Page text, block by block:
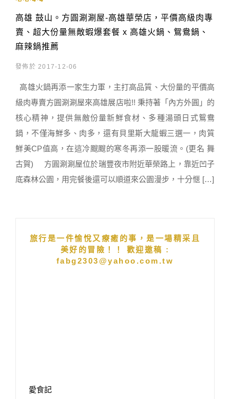
高雄 鼓山。方圓涮涮屋-高雄華榮店，平價高級肉專
賣、超大份量無敵蝦爆套餐 x 高雄火鍋、鴛鴦鍋、
麻辣鍋推薦
發佈於 2017-12-06
高雄火鍋再添一家生力軍，主打高品質、大份量的平價高
級肉專賣方圓涮涮屋來高雄展店啦!! 秉持著「內方外圓」的
核心精神，提供無敵份量新鮮食材、多種湯頭日式鴛鴦
鍋，不僅海鮮多、肉多，還有貝里斯大龍蝦三選一，肉質
鮮美CP值高，在這冷颼颼的寒冬再添一股暖流。(更名 舞
古賀) 方圓涮涮屋位於瑞豐夜市附近華榮路上，靠近凹子
底森林公園，用完餐後還可以順道來公園漫步，十分愜 […]
旅行是一件愉悅又療癒的事，是一場精采且
美好的冒險！！ 歡迎邀稿 :
fabg2303@yahoo.com.tw
愛食記